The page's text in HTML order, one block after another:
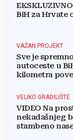
BiH za Hrvate
VAŽAN PROJEKT
Sve je
autoceste u
kilometra
VELIKO GRADILIŠTE
VIDEO Na
nekadašnjeg
stambeno